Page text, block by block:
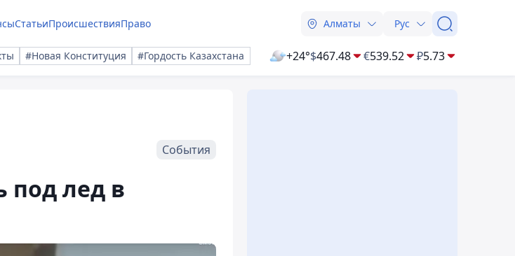
СтатьиПроисшествияПраво Алматы Рус
#Новая Конституция #Гордость Казахстана +24°$467.48 €539.52 ₽5.73
События
под лед в